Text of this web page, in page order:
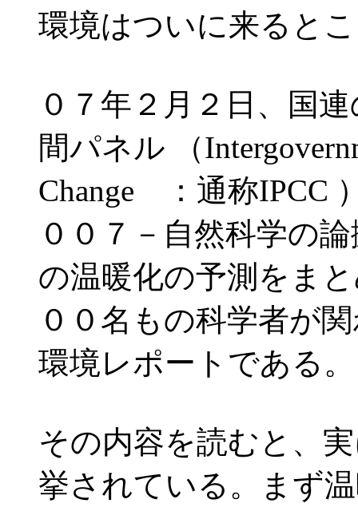
環境はついに来ると
０７年２月２日、国
間パネル （
Change ：通称IPCC
００７－自然科学の
の温暖化の予測をま
００名もの科学者が
環境レポートである。
その内容を読むと、
挙されている。まず